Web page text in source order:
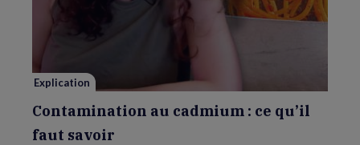
cadmium :
Explication
Contamination au cadmium : ce qu’il
faut savoir